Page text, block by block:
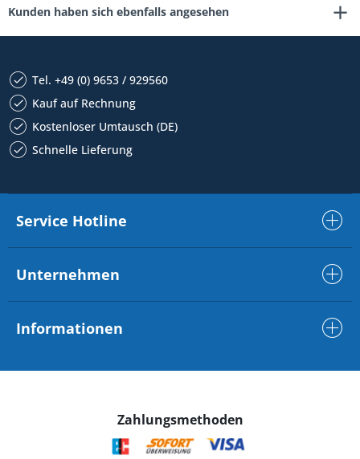
Kunden haben sich ebenfalls angesehen
Tel. +49 (0) 9653 / 929560
Kauf auf Rechnung
Kostenloser Umtausch (DE)
Schnelle Lieferung
Service Hotline
Unternehmen
Informationen
Zahlungsmethoden